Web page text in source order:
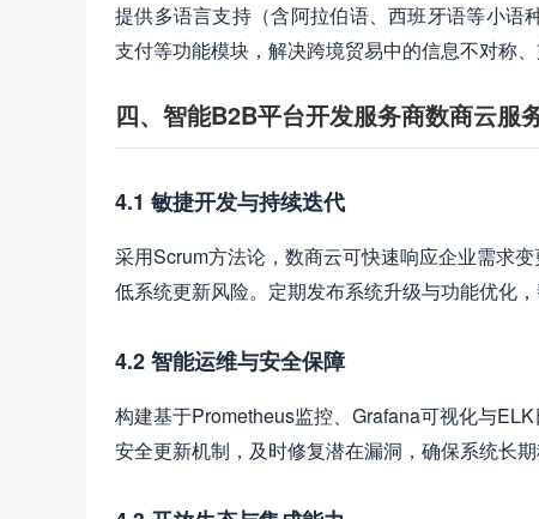
提供多语言支持（含阿拉伯语、西班牙语等小
支付等功能模块，解决跨境贸易中的信息不对称
四、智能B2B平台开发服务商数商云服
4.1 敏捷开发与持续迭代
采用Scrum方法论，数商云可快速响应企业需求
低系统更新风险。定期发布系统升级与功能优化
4.2 智能运维与安全保障
构建基于Prometheus监控、Grafana可视化与
安全更新机制，及时修复潜在漏洞，确保系统长